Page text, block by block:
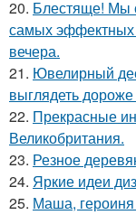
20. Блестяще! Мы
самых
вечера.
21. Ювелирный
выглядеть дороже
22. Прекрасные
Великобритания.
23. Резное
24. Яркие идеи
25. Маша, героиня